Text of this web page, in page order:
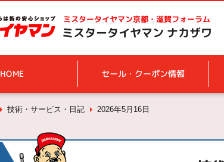
ミスタータイヤマン京都・滋賀フォーラム
ミスタータイヤマン ナカザワ
HOME セール・クーポン情報
技術・サービス・日記 2026年5月16日